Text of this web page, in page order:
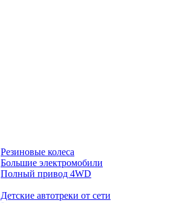
Резиновые колеса
Большие электромобили
Полный привод 4WD
Детские автотреки от сети